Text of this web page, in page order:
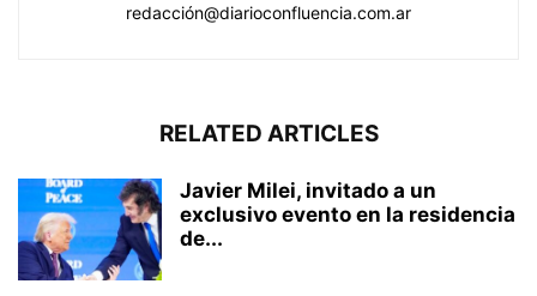
redacción@diarioconfluencia.com.ar
RELATED ARTICLES
Javier Milei, invitado a un
exclusivo evento en la residencia
de...